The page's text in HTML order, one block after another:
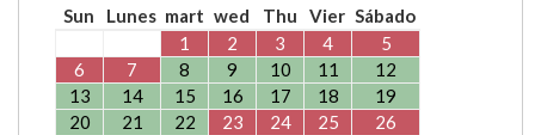
Sun
Lunes mart wed Thu Vier Sábado
1
2 3 4
5
6
7 8 9 10 11
12
13
14 15 16 17 18
19
20
21 22 23 24 25
26